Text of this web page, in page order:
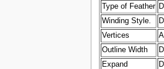
Type of Feather
Winding Style.
Vertices
Outline Width
Expand